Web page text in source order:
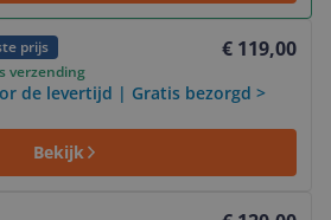
prijs € 119,00
verzending
de levertijd | Gratis bezorgd >
Bekijk